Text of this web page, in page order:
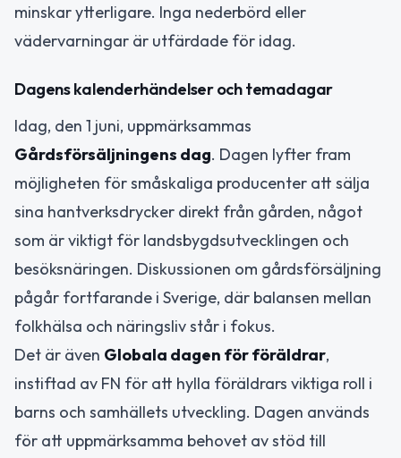
minskar ytterligare. Inga nederbörd eller
vädervarningar är utfärdade för idag.
Dagens kalenderhändelser och temadagar
Idag, den 1 juni, uppmärksammas
Gårdsförsäljningens dag. Dagen lyfter fram
möjligheten för småskaliga producenter att sälja
sina hantverksdrycker direkt från gården, något
som är viktigt för landsbygdsutvecklingen och
besöksnäringen. Diskussionen om gårdsförsäljning
pågår fortfarande i Sverige, där balansen mellan
folkhälsa och näringsliv står i fokus.
Det är även Globala dagen för föräldrar,
instiftad av FN för att hylla föräldrars viktiga roll i
barns och samhällets utveckling. Dagen används
för att uppmärksamma behovet av stöd till